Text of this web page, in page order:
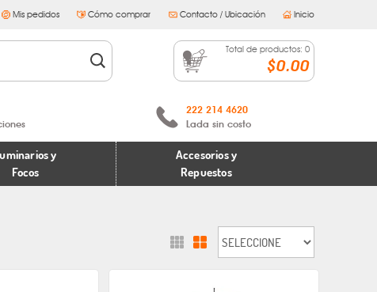
Mis pedidos Cómo comprar Contacto / Ubicación Inicio
Total de productos: 0
$0.00
222 214 4620
Lada sin costo
y
Focos
Accesorios y
Repuestos